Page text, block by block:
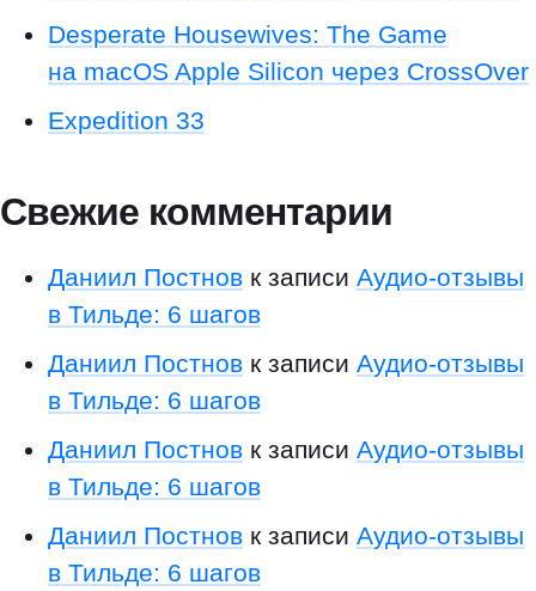
с
о
а
т
к
Desperate Housewives: The Game
на macOS Apple Silicon через CrossOver
Expedition 33
Свежие комментарии
Даниил Постнов к записи Аудио-отзывы
в Тильде: 6 шагов
Даниил Постнов к записи Аудио-отзывы
в Тильде: 6 шагов
Даниил Постнов к записи Аудио-отзывы
в Тильде: 6 шагов
Даниил Постнов к записи Аудио-отзывы
в Тильде: 6 шагов